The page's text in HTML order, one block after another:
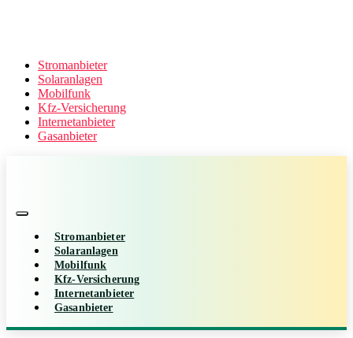
Stromanbieter
Solaranlagen
Mobilfunk
Kfz-Versicherung
Internetanbieter
Gasanbieter
Stromanbieter
Solaranlagen
Mobilfunk
Kfz-Versicherung
Internetanbieter
Gasanbieter